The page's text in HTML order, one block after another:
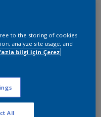
Renk değiştir
to the storing of cookies
analyze site usage, and
bilgi için Çerez
All